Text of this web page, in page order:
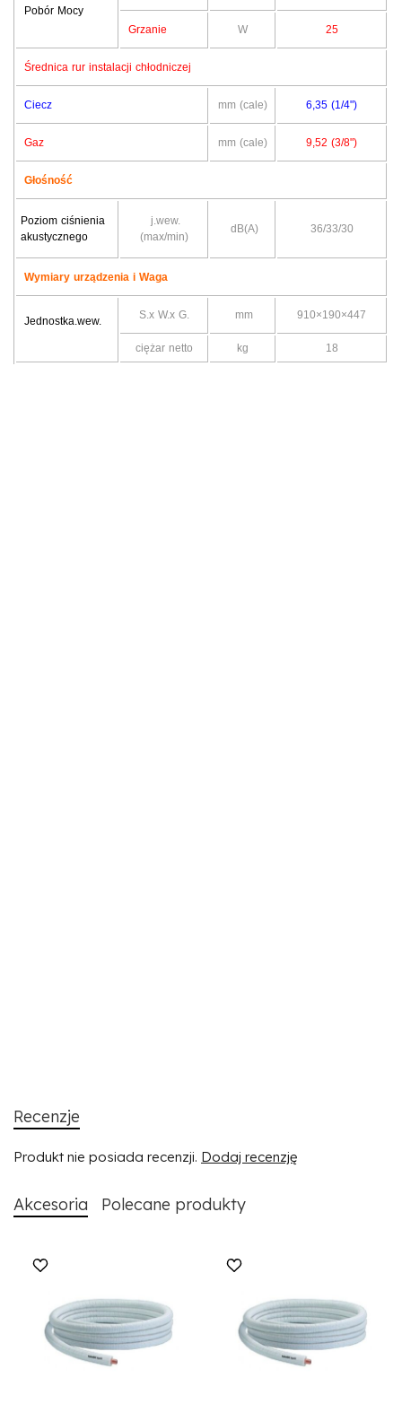
Pobór Mocy
Grzanie
W 25
Średnica rur instalacji chłodniczej
Ciecz mm (cale) 6,35 (1/4")
Gaz mm (cale) 9,52 (3/8")
Głośność
Poziom ciśnienia
akustycznego
j.wew.
(max/min)
dB(A) 36/33/30
Wymiary urządzenia i Waga
Jednostka.wew. S.x W.x G. mm 910×190×447
ciężar netto kg 18
Recenzje
Produkt nie posiada recenzji. Dodaj recenzję
Akcesoria Polecane produkty